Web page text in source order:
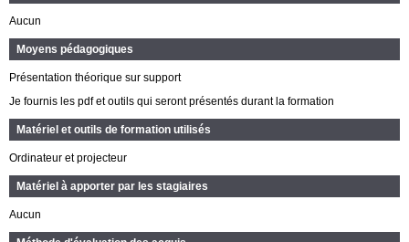
Aucun
Moyens pédagogiques
Présentation théorique sur support
Je fournis les pdf et outils qui seront présentés durant la formation
Matériel et outils de formation utilisés
Ordinateur et projecteur
Matériel à apporter par les stagiaires
Aucun